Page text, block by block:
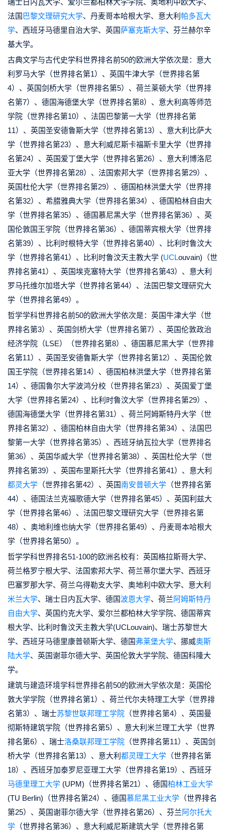
法国 巴黎文理研究大学、丹麦哥本哈根大学、意大利 帕多瓦大
学、西班牙马德里自治大学、英国萨塞克斯大学、芬兰赫尔辛
基大学。
古典文学与古代史学科世界排名前50的欧洲大学依次是：意大
利罗马大学（世界排名第1）、英国牛津大学（世界排名第
4）、英国剑桥大学（世界排名第5）、荷兰莱顿大学（世界排
名第7）、德国海德堡大学（世界排名第8）、意大利高等师范
学院（世界排名第10）、法国巴黎第一大学（世界排名第
11）、英国圣安德鲁斯大学（世界排名第13）、意大利比萨大
学（世界排名第23）、意大利威尼斯卡福斯卡里大学（世界排
名第24）、英国爱丁堡大学（世界排名第26）、意大利博洛尼
亚大学（世界排名第28）、法国索邦大学（世界排名第29）、
英国杜伦大学（世界排名第29）、德国柏林洪堡大学（世界排
名第32）、希腊雅典大学（世界排名第34）、德国柏林自由大
学（世界排名第35）、德国慕尼黑大学（世界排名第36）、英
国伦敦国王学院（世界排名第36）、德国蒂宾根大学（世界排
名第39）、比利时根特大学（世界排名第40）、比利时鲁汶大
学（世界排名第41）、比利时鲁汶天主教大学 (UCLouvain)（世
界排名第41）、英国埃克塞特大学（世界排名第43）、意大利
罗马托维尔加塔大学（世界排名第44）、法国巴黎文理研究大
学（世界排名第49）。
哲学学科世界排名前50的欧洲大学依次是：英国牛津大学（世
界排名第3）、英国剑桥大学（世界排名第7）、英国伦敦政治
经济学院（LSE）（世界排名第8）、德国慕尼黑大学（世界排
名第11）、英国圣安德鲁斯大学（世界排名第12）、英国伦敦
国王学院（世界排名第14）、德国柏林洪堡大学（世界排名第
14）、德国鲁尔大学波鸿分校（世界排名第23）、英国爱丁堡
大学（世界排名第24）、比利时鲁汶大学（世界排名第29）、
德国海德堡大学（世界排名第31）、荷兰阿姆斯特丹大学（世
界排名第32）、德国柏林自由大学（世界排名第34）、法国巴
黎第一大学（世界排名第35）、西班牙纳瓦拉大学（世界排名
第36）、英国华威大学（世界排名第38）、英国杜伦大学（世
界排名第39）、英国布里斯托大学（世界排名第41）、意大利
都灵大学 （世界排名第42）、英国南安普顿大学 （世界排名第
44）、德国法兰克福歌德大学（世界排名第45）、英国利兹大
学（世界排名第46）、法国巴黎文理研究大学（世界排名第
48）、奥地利维也纳大学（世界排名第49）、丹麦哥本哈根大
学（世界排名第50）。
哲学学科世界排名51-100的欧洲名校有：英国格拉斯哥大学、
荷兰格罗宁根大学、法国索邦大学、荷兰蒂尔堡大学、西班牙
巴塞罗那大学、荷兰乌得勒支大学、奥地利中欧大学、意大利
米兰大学、瑞士日内瓦大学、德国波恩大学、荷兰阿姆斯特丹
自由大学、英国约克大学、爱尔兰都柏林大学学院、德国蒂宾
根大学、比利时鲁汶天主教大学(UCLouvain)、瑞士苏黎世大
学、西班牙马德里康普顿斯大学、德国弗莱堡大学、挪威奥斯
陆大学、英国谢菲尔德大学、英国伦敦大学学院、德国科隆大
学。
建筑与建造环境学科世界排名前50的欧洲大学依次是：英国伦
敦大学学院（世界排名第1）、荷兰代尔夫特理工大学（世界排
名第3）、瑞士苏黎世联邦理工学院 （世界排名第4）、英国曼
彻斯特建筑学院（世界排名第5）、意大利米兰理工大学（世界
排名第6）、瑞士洛桑联邦理工学院 （世界排名第11）、英国剑
桥大学（世界排名第13）、意大利 都灵理工大学 （世界排名第
18）、西班牙加泰罗尼亚理工大学（世界排名第19）、西班牙
马德里理工大学 (UPM)（世界排名第21）、德国柏林工业大学
(TU Berlin)（世界排名第24）、德国慕尼黑工业大学 （世界排名
第25）、英国谢菲尔德大学（世界排名第26）、芬兰阿尔托大
学 （世界排名第36）、意大利威尼斯建筑大学（世界排名第